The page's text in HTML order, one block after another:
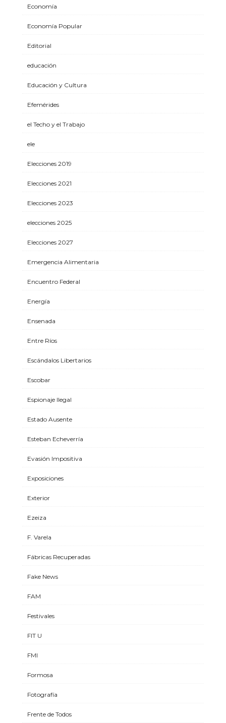
Economía
Economía Popular
Editorial
educación
Educación y Cultura
Efemérides
el Techo y el Trabajo
ele
Elecciones 2019
Elecciones 2021
Elecciones 2023
elecciones 2025
Elecciones 2027
Emergencia Alimentaria
Encuentro Federal
Energía
Ensenada
Entre Ríos
Escándalos Libertarios
Escobar
Espionaje Ilegal
Estado Ausente
Esteban Echeverría
Evasión Impositiva
Exposiciones
Exterior
Ezeiza
F. Varela
Fábricas Recuperadas
Fake News
FAM
Festivales
FIT U
FMI
Formosa
Fotografía
Frente de Todos